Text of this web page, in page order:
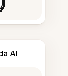
AI